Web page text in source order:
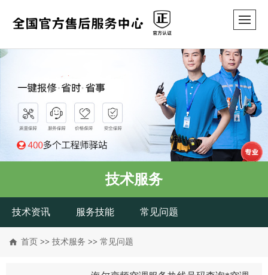
技术服务
技术资讯 服务技能 常见问题
首页 >> 技术服务 >> 常见问题